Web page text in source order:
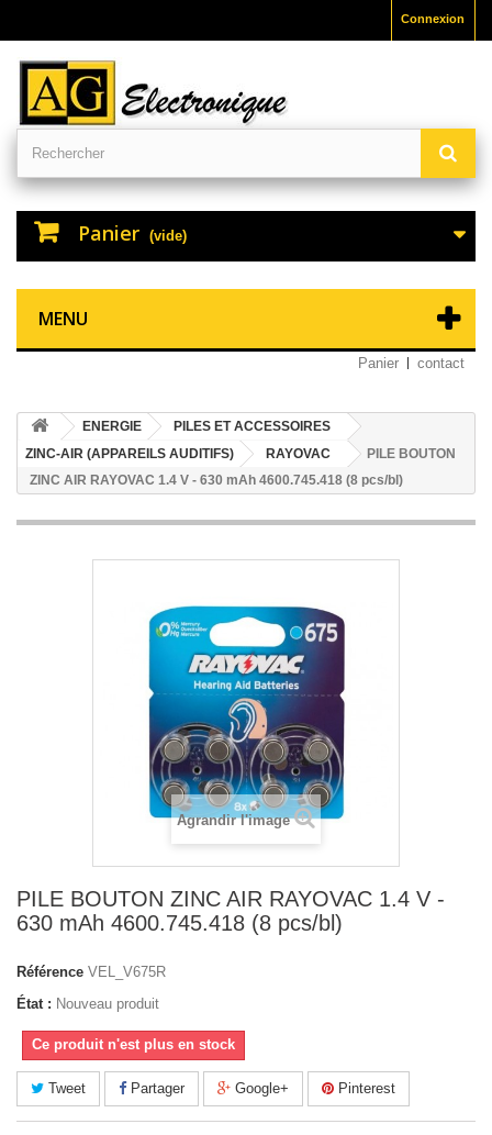
Connexion
Panier (vide)
MENU
Panier contact
ENERGIE
PILES ET ACCESSOIRES
ZINC-AIR (APPAREILS AUDITIFS)
RAYOVAC
PILE BOUTON
ZINC AIR RAYOVAC 1.4 V - 630 mAh 4600.745.418 (8 pcs/bl)
Agrandir l'image
PILE BOUTON ZINC AIR RAYOVAC 1.4 V -
630 mAh 4600.745.418 (8 pcs/bl)
Référence VEL_V675R
État : Nouveau produit
Ce produit n'est plus en stock
Tweet Partager Google+ Pinterest